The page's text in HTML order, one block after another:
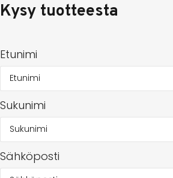
Kysy tuotteesta
Etunimi
Sukunimi
Sähköposti